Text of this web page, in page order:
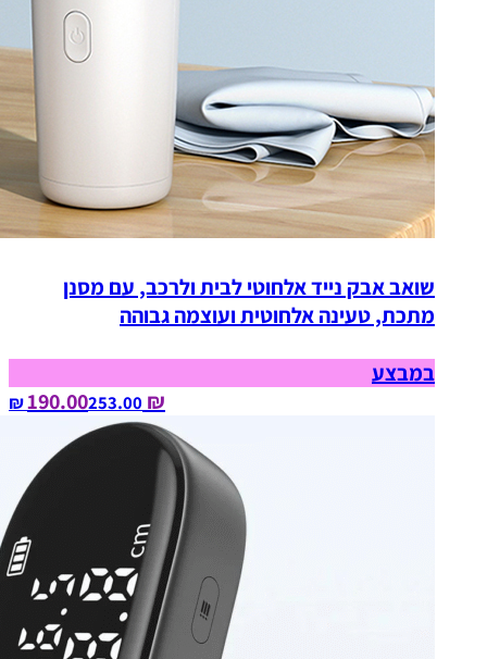
שואב אבק נייד אלחוטי לבית ולרכב, עם מסנן
מתכת, טעינה אלחוטית ועוצמה גבוהה
במבצע
₪ 190.00
253.00‏ ₪